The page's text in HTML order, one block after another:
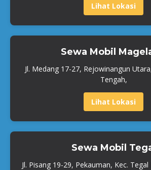
Lihat Lokasi
Sewa Mobil
Jl. Medang 17-27, Rejowinangun
Tengah,
Lihat Lokasi
Sewa Mobil
Jl. Pisang 19-29, Pekauman, Kec.